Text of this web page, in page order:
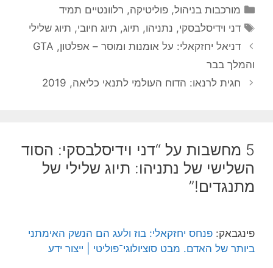
קטגוריות
מורכבות בניהול,פוליטיקה, רלוונטיים תמיד
תגיות
דני וידיסלבסקי, נתניהו, תיוג, תיוג חיובי, תיוג שלילי
דניאל יחזקאלי: על אומנות ומוסר – אפלטון, GTA
והמלך בבר
חגית לרנאו: הדוח העולמי לתנאי כליאה, 2019
5 מחשבות על “דני וידיסלבסקי: הסוד
השלישי של נתניהו: תיוג שלילי של
מתנגדים!”
פינגבאק: פנחס יחזקאלי: בוז ולעג הם הנשק האימתני
ביותר של האדם. מבט סוציולוגי־פוליטי | ייצור ידע